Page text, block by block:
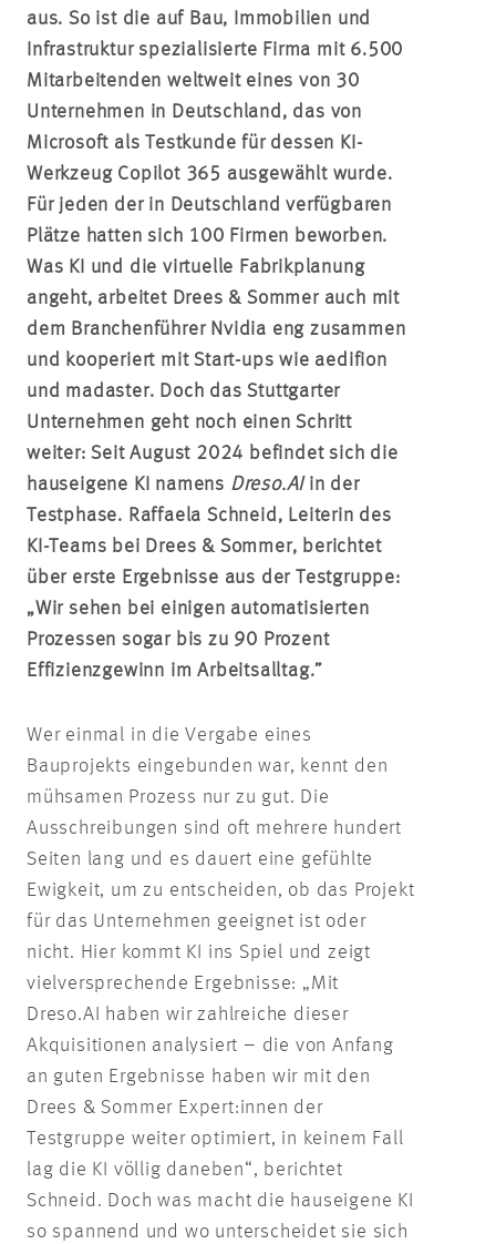
aus. So ist die auf Bau, Immobilien und
Infrastruktur spezialisierte Firma mit 6.500
Mitarbeitenden weltweit eines von 30
Unternehmen in Deutschland, das von
Microsoft als Testkunde für dessen KI-
Werkzeug Copilot 365 ausgewählt wurde.
Für jeden der in Deutschland verfügbaren
Plätze hatten sich 100 Firmen beworben.
Was KI und die virtuelle Fabrikplanung
angeht, arbeitet Drees & Sommer auch mit
dem Branchenführer Nvidia eng zusammen
und kooperiert mit Start-ups wie aedifion
und madaster. Doch das Stuttgarter
Unternehmen geht noch einen Schritt
weiter: Seit August 2024 befindet sich die
hauseigene KI namens Dreso.AI in der
Testphase. Raffaela Schneid, Leiterin des
KI-Teams bei Drees & Sommer, berichtet
über erste Ergebnisse aus der Testgruppe:
„Wir sehen bei einigen automatisierten
Prozessen sogar bis zu 90 Prozent
Effizienzgewinn im Arbeitsalltag.”
Wer einmal in die Vergabe eines
Bauprojekts eingebunden war, kennt den
mühsamen Prozess nur zu gut. Die
Ausschreibungen sind oft mehrere hundert
Seiten lang und es dauert eine gefühlte
Ewigkeit, um zu entscheiden, ob das Projekt
für das Unternehmen geeignet ist oder
nicht. Hier kommt KI ins Spiel und zeigt
vielversprechende Ergebnisse: „Mit
Dreso.AI haben wir zahlreiche dieser
Akquisitionen analysiert – die von Anfang
an guten Ergebnisse haben wir mit den
Drees & Sommer Expert:innen der
Testgruppe weiter optimiert, in keinem Fall
lag die KI völlig daneben“, berichtet
Schneid. Doch was macht die hauseigene KI
so spannend und wo unterscheidet sie sich